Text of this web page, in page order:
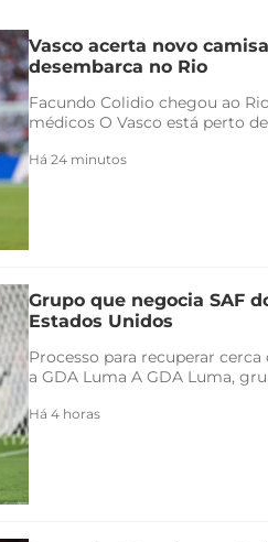
Vasco acerta novo
desembarca no Rio
Facundo Colidio chegou ao
médicos O Vasco está perto
Há 24 minutos
Grupo que negocia SAF
Estados Unidos
Processo para recuperar
a GDA Luma A GDA Luma,
Há 4 horas